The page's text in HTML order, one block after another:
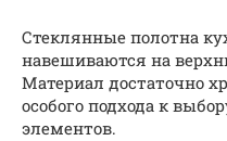
Стеклянные полотна
навешиваются на
Материал достаточно
особого подхода к
элементов.